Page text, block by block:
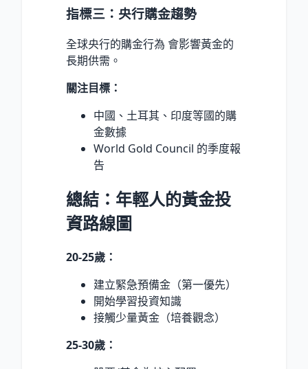
指標三：央行購金趨勢
全球央行的購金行為 會影響黃金的
長期供需。
關注目標：
中國、土耳其、印度等國的購
金數據
World Gold Council 的季度報
告
總結：年輕人的黃金投
資路線圖
20-25歲：
建立緊急預備金（第一優先）
開始學習投資知識
接觸少量黃金（培養觀念）
25-30歲：